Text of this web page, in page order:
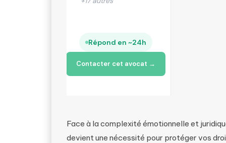
Face à la complexité émotionnelle et
devient une nécessité pour protéger vos